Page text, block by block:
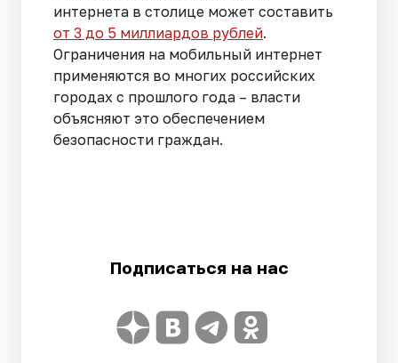
интернета в столице может составить
от 3 до 5 миллиардов рублей.
Ограничения на мобильный интернет
применяются во многих российских
городах с прошлого года – власти
объясняют это обеспечением
безопасности граждан.
Подписаться на нас